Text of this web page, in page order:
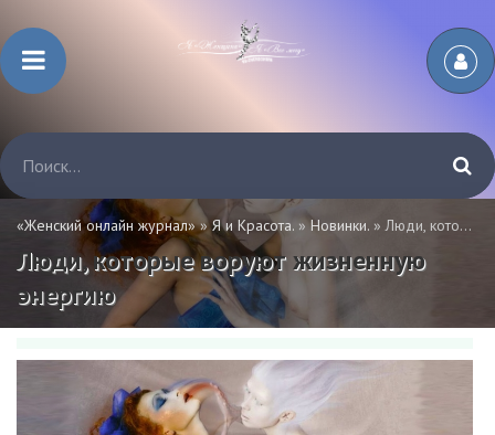
«Женский онлайн журнал»» Я и Красота. »Новинки. » Люди, которые воруют жизненную энергию
Люди, которые воруют жизненную
энергию